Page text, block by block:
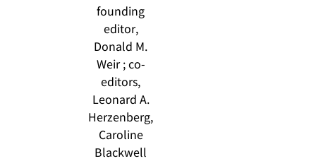
founding
editor,
Donald M.
Weir ; co-
editors,
Leonard A.
Herzenberg,
Caroline
Blackwell